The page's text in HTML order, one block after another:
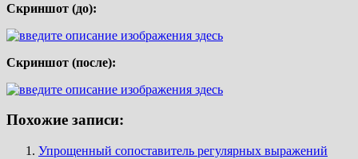
Скриншот (до):
Скриншот (после):
Похожие записи:
Упрощенный сопоставитель регулярных выражений